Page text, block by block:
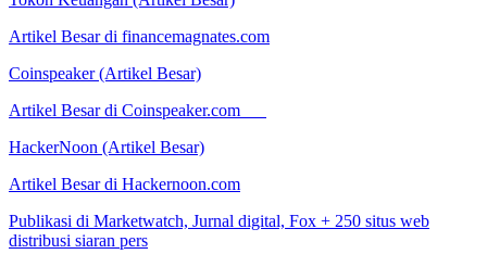
Artikel Besar di financemagnates.com
Coinspeaker (Artikel Besar)
Artikel Besar di Coinspeaker.com
HackerNoon (Artikel Besar)
Artikel Besar di Hackernoon.com
Publikasi di Marketwatch, Jurnal digital, Fox + 250 situs web
distribusi siaran pers